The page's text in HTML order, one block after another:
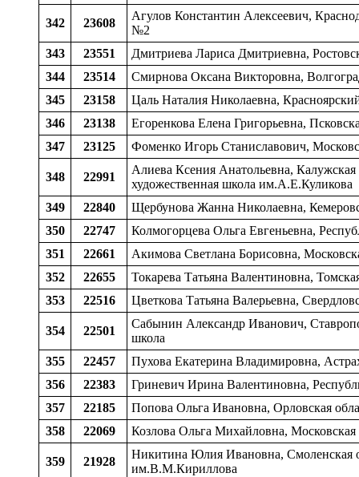
342 23608
Агулов Константин Алексеевич,
№2
343
23551
Дмитриева Лариса Дмитриевна,
344
23514
Смирнова Оксана Викторовна,
345
23158
Цаль Наталия Николаевна,
346
23138
Егоренкова Елена Григорьевна,
347
23125 Фоменко Игорь Станиславович,
348 22991
Алиева Ксения Анатольевна,
художественная школа им.А.Е.Куликова
349
22840
Щербунова Жанна Николаевна,
350
22747
Колмогорцева Ольга Евгеньевна,
351
22661
Акимова Светлана Борисовна,
352
22655
Токарева Татьяна Валентиновна,
353
22516 Цветкова Татьяна Валерьевна,
354 22501
Сабынин Александр Иванович,
школа
355
22457
Пухова Екатерина Владимировна,
356
22383
Гриневич Ирина Валентиновна,
357
22185
Попова Ольга Ивановна, Орловская
358
22069 Козлова Ольга Михайловна,
359 21928
Никитина Юлия Ивановна, Смоленская
им.В.М.Кириллова